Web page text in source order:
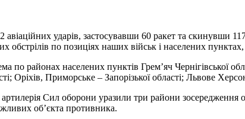
авіаційних ударів, застосувавши 60 ракет та скинувши
обстрілів по позиціях наших військ і населених
по районах населених пунктів Грем’яч Чернігівської
Оріхів, Приморське – Запорізької області; Львове
артилерія Сил оборони уразили три райони зосередження
об’єкта противника.